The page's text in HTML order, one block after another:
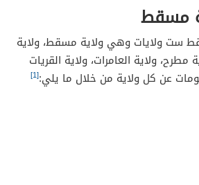
مسقط
ست ولايات وهي ولاية مسقط، ولاية
مطرح، ولاية العامرات، ولاية القريات
عن كل ولاية من خلال ما يلي:[1]